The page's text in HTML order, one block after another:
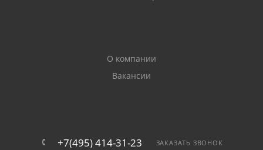
О компании
Вакансии
+7(495) 414-31-23 ЗАКАЗАТЬ ЗВОНОК